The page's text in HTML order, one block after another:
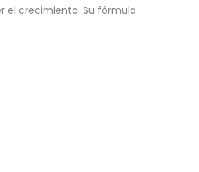
el crecimiento. Su fórmula